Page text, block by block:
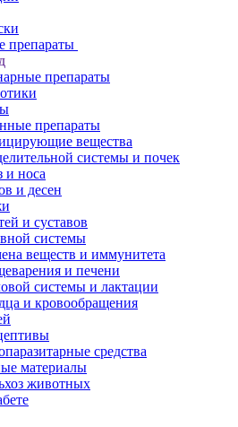
препараты
препараты
препараты
вещества
системы и почек
и носа
и десен
и суставов
системы
веществ и иммунитета
и печени
системы и лактации
и кровообращения
средства
материалы
животных